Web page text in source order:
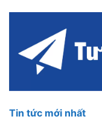
Tin tức mới nhất